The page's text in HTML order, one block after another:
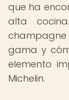
que ha
alta
gama y
elemento
Michelin.